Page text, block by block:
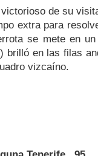
de su
extra para
se mete en
brilló en las filas
vizcaíno.